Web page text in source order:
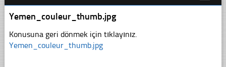
Yemen_couleur_thumb.jpg
Konusuna geri dönmek için tıklayınız.
Yemen_couleur_thumb.jpg